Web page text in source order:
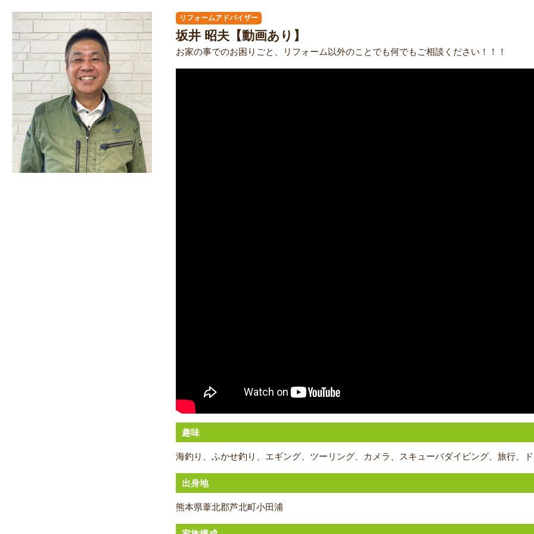
リフォームアドバイザー
坂井 昭夫【動画あり】
お家の事でのお困りごと、リフォーム以外のことでも何でもご相談ください！！！
趣味
海釣り、ふかせ釣り、エギング、ツーリング、カメラ、スキューバダイビング、旅行、
出身地
熊本県葦北郡芦北町小田浦